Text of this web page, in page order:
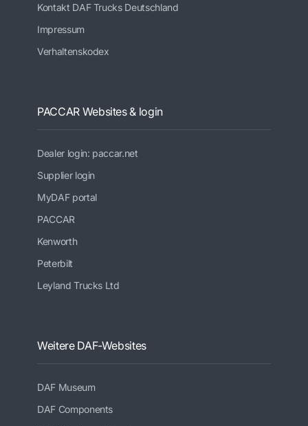
Kontakt DAF Trucks Deutschland
Impressum
Verhaltenskodex
PACCAR Websites & login
Dealer login: paccar.net
Supplier login
MyDAF portal
PACCAR
Kenworth
Peterbilt
Leyland Trucks Ltd
Weitere DAF-Websites
DAF Museum
DAF Components